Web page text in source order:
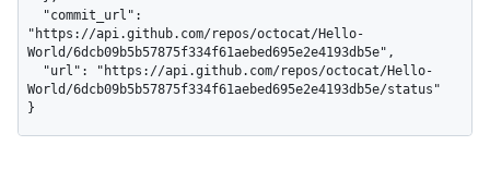
"https://api.github.com/repos/octocat/Hello-
World/6dcb09b5b57875f334f61aebed695e2e4193db5e",
World/6dcb09b5b57875f334f61aebed695e2e4193db5e/status"
}